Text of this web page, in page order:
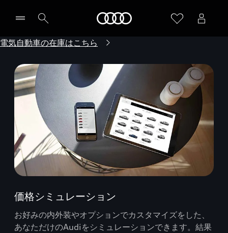
電気自動車の在庫はこちら
価格シミュレーション
お好みの内外装やオプションでカスタマイズをした、
あなただけのAudiをシミュレーションできます。結果